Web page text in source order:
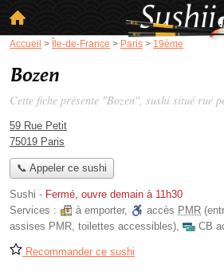
Accueil > Île-de-France > Paris > 19ème
Bozen
Cette fiche présente "Bozen", sushi situé rue
59 Rue Petit
75019 Paris
📞 Appeler ce sushi
Sushi - Fermé, ouvre demain à 11h30
Services :
à emporter, accès PMR
assises PMR, toilettes accessibles), CB
Recommander ce sushi